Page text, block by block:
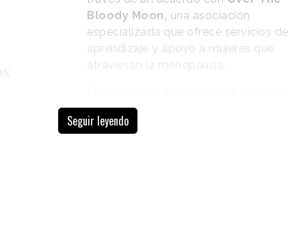
Bloody Moon, una asociación
especializada que ofrece servicios de
aprendizaje y apoyo a mujeres que
atraviesan la menopausia.
través de charlas y talleres,
conversaciones más relevantes acerca
Seguir leyendo